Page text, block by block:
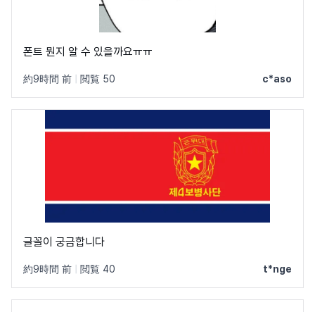
폰트 뭔지 알 수 있을까요ㅠㅠ
約9時間 前 閲覧 50 c*aso
글꼴이 궁금합니다
約9時間 前 閲覧 40 t*nge